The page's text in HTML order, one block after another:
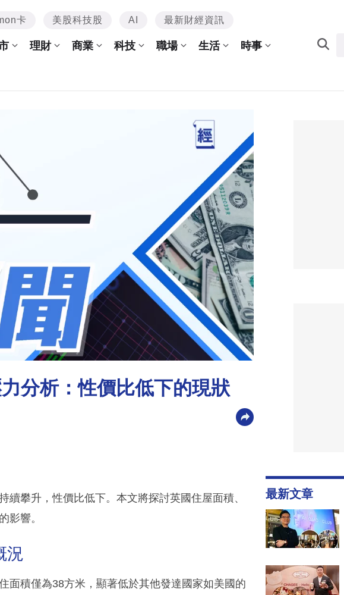
卡 美股科技股 AI 最新財經資訊
理財 商業 科技 職場 生活 時事
分析：性價比低下的現狀
攀升，性價比低下。本文將探討英國住屋面積、
影響。
況
面積僅為38方米，顯著低於其他發達國家如美國的
最新文章